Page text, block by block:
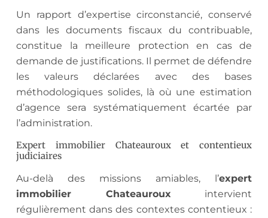
Un rapport d’expertise circonstancié, conservé
dans les documents fiscaux du contribuable,
constitue la meilleure protection en cas de
demande de justifications. Il permet de défendre
les valeurs déclarées avec des bases
méthodologiques solides, là où une estimation
d’agence sera systématiquement écartée par
l’administration.
Expert immobilier Chateauroux et contentieux
judiciaires
Au-delà des missions amiables, l’expert
immobilier Chateauroux intervient
régulièrement dans des contextes contentieux :